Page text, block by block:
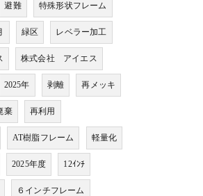
避難 特殊形状フレーム
緑区 レベラー加工
株式会社 アイエス
2025年 剥離 再メッキ
棄 再利用
AT樹脂フレーム 軽量化
2025年度 12ｲﾝﾁ
６インチフレーム